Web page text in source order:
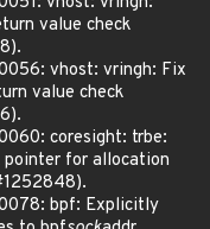
value check
vhost: vringh: Fix
value check
coresight: trbe:
pointer for allocation
bpf: Explicitly